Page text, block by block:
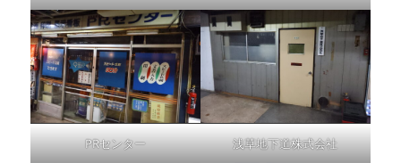
PRセンター 浅草地下道株式会社